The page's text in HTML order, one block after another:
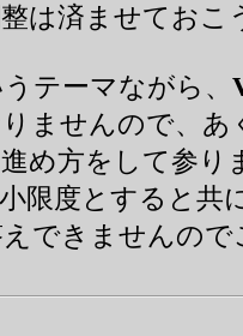
は済ませておこ
テーマながら、
ませんので、あ
進め方をして参
限度とすると共
できませんの